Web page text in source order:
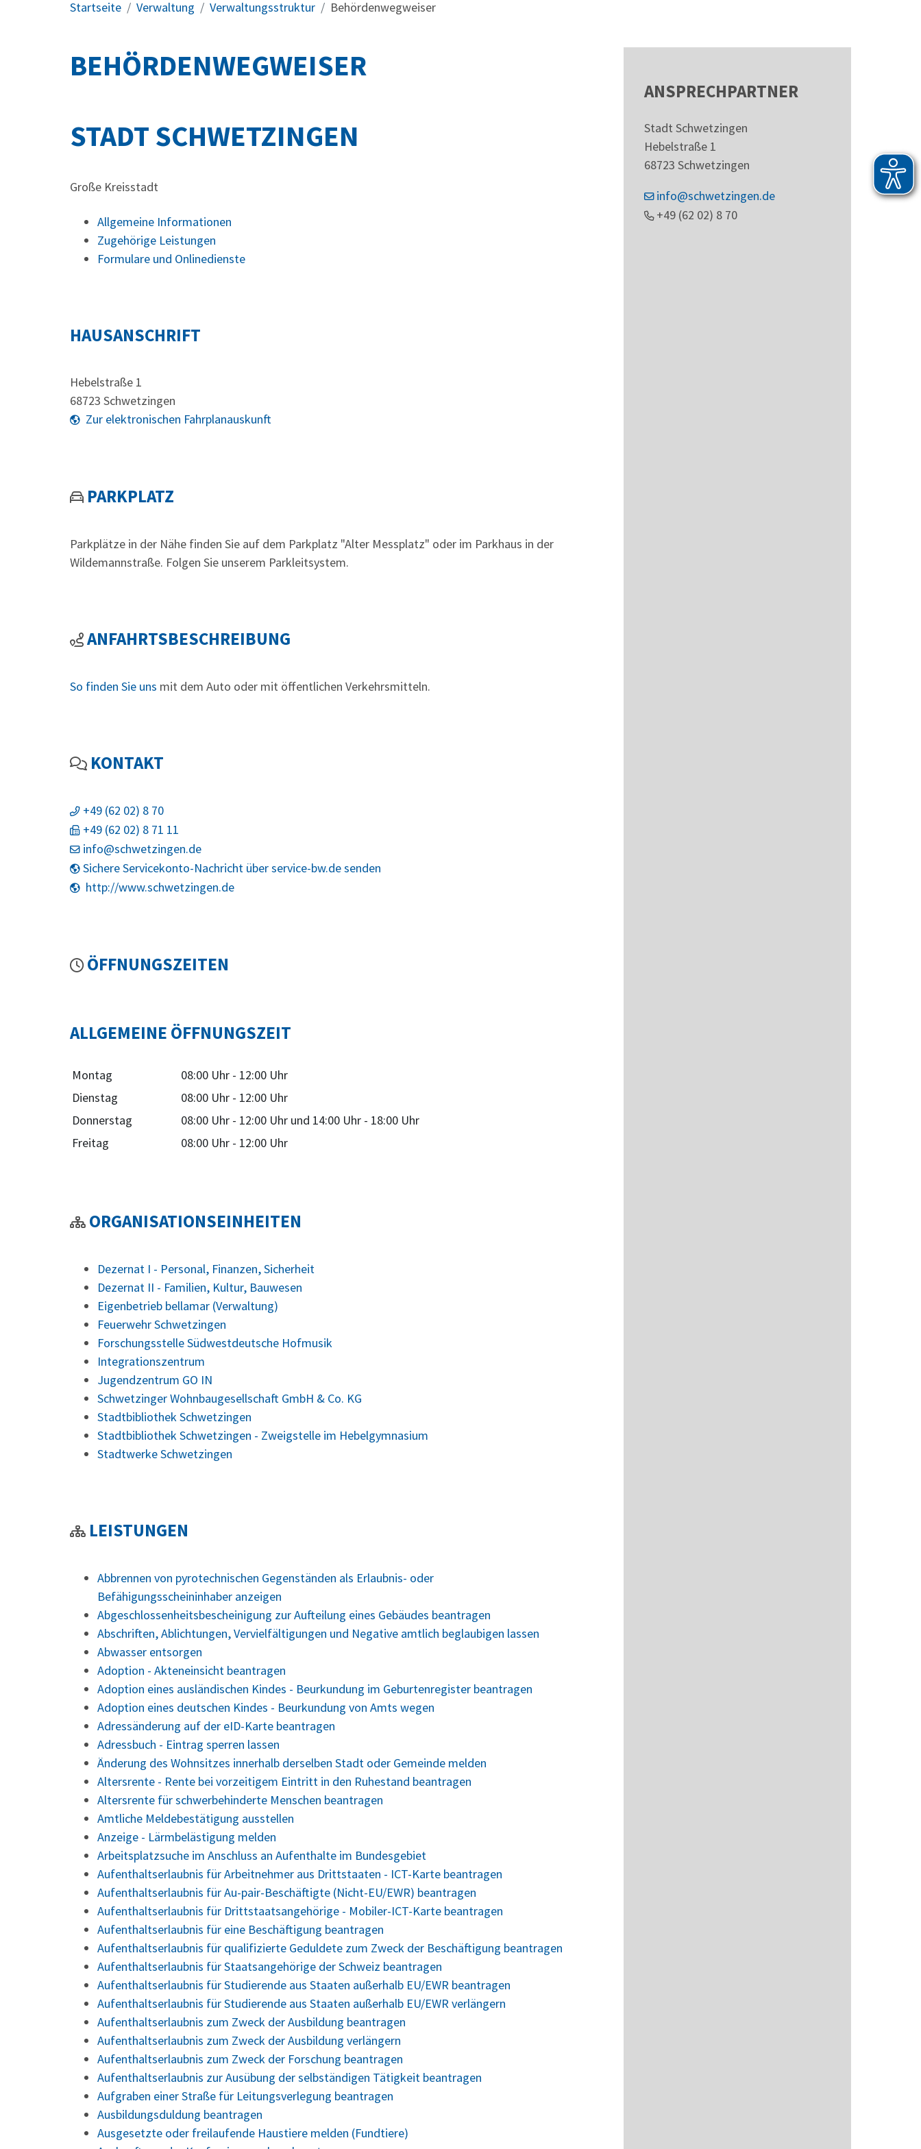
Startseite Verwaltung Verwaltungsstruktur Behördenwegweiser
BEHÖRDENWEGWEISER
STADT SCHWETZINGEN
Große Kreisstadt
Allgemeine Informationen
Zugehörige Leistungen
Formulare und Onlinedienste
HAUSANSCHRIFT
Hebelstraße 1
68723 Schwetzingen
Zur elektronischen Fahrplanauskunft
PARKPLATZ
Parkplätze in der Nähe finden Sie auf dem Parkplatz "Alter Messplatz" oder im Parkhaus in der
Wildemannstraße. Folgen Sie unserem Parkleitsystem.
ANFAHRTSBESCHREIBUNG
So finden Sie uns mit dem Auto oder mit öffentlichen Verkehrsmitteln.
KONTAKT
+49 (62 02) 8 70
+49 (62 02) 8 71 11
info@schwetzingen.de
Sichere Servicekonto-Nachricht über service-bw.de senden
http://www.schwetzingen.de
ÖFFNUNGSZEITEN
ALLGEMEINE ÖFFNUNGSZEIT
Montag 08:00 Uhr - 12:00 Uhr
Dienstag
08:00 Uhr - 12:00 Uhr
Donnerstag
08:00 Uhr - 12:00 Uhr und 14:00 Uhr - 18:00 Uhr
Freitag
08:00 Uhr - 12:00 Uhr
ORGANISATIONSEINHEITEN
Dezernat I - Personal, Finanzen, Sicherheit
Dezernat II - Familien, Kultur, Bauwesen
Eigenbetrieb bellamar (Verwaltung)
Feuerwehr Schwetzingen
Forschungsstelle Südwestdeutsche Hofmusik
Integrationszentrum
Jugendzentrum GO IN
Schwetzinger Wohnbaugesellschaft GmbH & Co. KG
Stadtbibliothek Schwetzingen
Stadtbibliothek Schwetzingen - Zweigstelle im Hebelgymnasium
Stadtwerke Schwetzingen
LEISTUNGEN
Abbrennen von pyrotechnischen Gegenständen als Erlaubnis- oder
Befähigungsscheininhaber anzeigen
Abgeschlossenheitsbescheinigung zur Aufteilung eines Gebäudes beantragen
Abschriften, Ablichtungen, Vervielfältigungen und Negative amtlich beglaubigen lassen
Abwasser entsorgen
Adoption - Akteneinsicht beantragen
Adoption eines ausländischen Kindes - Beurkundung im Geburtenregister beantragen
Adoption eines deutschen Kindes - Beurkundung von Amts wegen
Adressänderung auf der eID-Karte beantragen
Adressbuch - Eintrag sperren lassen
Änderung des Wohnsitzes innerhalb derselben Stadt oder Gemeinde melden
Altersrente - Rente bei vorzeitigem Eintritt in den Ruhestand beantragen
Altersrente für schwerbehinderte Menschen beantragen
Amtliche Meldebestätigung ausstellen
Anzeige - Lärmbelästigung melden
Arbeitsplatzsuche im Anschluss an Aufenthalte im Bundesgebiet
Aufenthaltserlaubnis für Arbeitnehmer aus Drittstaaten - ICT-Karte beantragen
Aufenthaltserlaubnis für Au-pair-Beschäftigte (Nicht-EU/EWR) beantragen
Aufenthaltserlaubnis für Drittstaatsangehörige - Mobiler-ICT-Karte beantragen
Aufenthaltserlaubnis für eine Beschäftigung beantragen
Aufenthaltserlaubnis für qualifizierte Geduldete zum Zweck der Beschäftigung beantragen
Aufenthaltserlaubnis für Staatsangehörige der Schweiz beantragen
Aufenthaltserlaubnis für Studierende aus Staaten außerhalb EU/EWR beantragen
Aufenthaltserlaubnis für Studierende aus Staaten außerhalb EU/EWR verlängern
Aufenthaltserlaubnis zum Zweck der Ausbildung beantragen
Aufenthaltserlaubnis zum Zweck der Ausbildung verlängern
Aufenthaltserlaubnis zum Zweck der Forschung beantragen
Aufenthaltserlaubnis zur Ausübung der selbständigen Tätigkeit beantragen
Aufgraben einer Straße für Leitungsverlegung beantragen
Ausbildungsduldung beantragen
Ausgesetzte oder freilaufende Haustiere melden (Fundtiere)
ANSPRECHPARTNER
Stadt Schwetzingen
Hebelstraße 1
68723 Schwetzingen
info@schwetzingen.de
+49 (62 02) 8 70